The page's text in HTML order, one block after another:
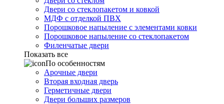
Двери со стеклопакетом и ковкой
МДФ с отделкой ПВХ
Порошковое напыление с элементами ковки
Порошковое напыление со стеклопакетом
Филенчатые двери
Показать все
По особенностям
Арочные двери
Вторая входная дверь
Герметичные двери
Двери больших размеров